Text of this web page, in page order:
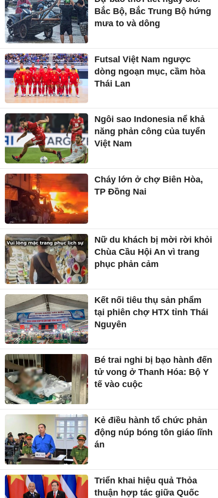
Bắc Bộ, Bắc Trung Bộ hứng
mưa to và dông
Futsal Việt Nam ngược
dòng ngoạn mục, cầm hòa
Thái Lan
Ngôi sao Indonesia nể khả
năng phản công của tuyển
Việt Nam
Cháy lớn ở chợ Biên Hòa,
TP Đồng Nai
Nữ du khách bị mời rời khỏi
Chùa Cầu Hội An vì trang
phục phản cảm
Kết nối tiêu thụ sản phẩm
tại phiên chợ HTX tỉnh Thái
Nguyên
Bé trai nghi bị bạo hành đến
tử vong ở Thanh Hóa: Bộ Y
tế vào cuộc
Kẻ điều hành tổ chức phản
động núp bóng tôn giáo lĩnh
án
Triển khai hiệu quả Thỏa
thuận hợp tác giữa Quốc